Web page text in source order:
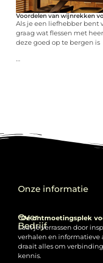
Voordelen van wijnrekken
Als je een liefhebber bent
graag wat flessen met
deze goed op te bergen is
...
Over
Bedrijf
“Dé ontmoetingsplek
Laat je verrassen door
verhalen en informatieve
draait alles om
kennis.
Onze informatie